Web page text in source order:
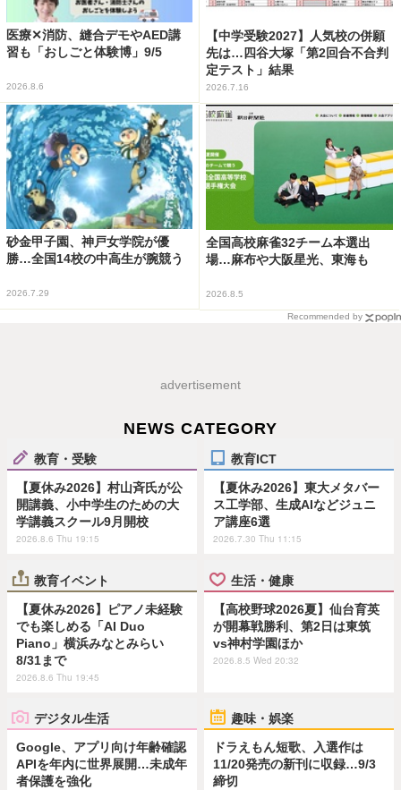
医療✕消防、縫合デモやAED講
習も「おしごと体験博」9/5
2026.8.6
【中学受験2027】人気校の併願
先は…四谷大塚「第2回合不合判
定テスト」結果
2026.7.16
砂金甲子園、神戸女学院が優
勝…全国14校の中高生が腕競う
2026.7.29
全国高校麻雀32チーム本選出
場…麻布や大阪星光、東海も
2026.8.5
Recommended by
advertisement
NEWS CATEGORY
教育・受験
【夏休み2026】村山斉氏が公
開講義、小中学生のための大
学講義スクール9月開校
2026.8.6 Thu 19:15
教育ICT
【夏休み2026】東大メタバー
ス工学部、生成AIなどジュニ
ア講座6選
2026.7.30 Thu 11:15
教育イベント
【夏休み2026】ピアノ未経験
でも楽しめる「AI Duo
Piano」横浜みなとみらい
8/31まで
2026.8.6 Thu 19:45
生活・健康
【高校野球2026夏】仙台育英
が開幕戦勝利、第2日は東筑
vs神村学園ほか
2026.8.5 Wed 20:32
デジタル生活
Google、アプリ向け年齢確認
APIを年内に世界展開…未成年
者保護を強化
趣味・娯楽
ドラえもん短歌、入選作は
11/20発売の新刊に収録…9/3
締切